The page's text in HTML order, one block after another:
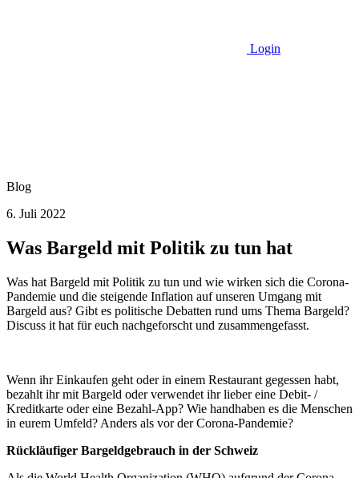
Login
Blog
6. Juli 2022
Was Bargeld mit Politik zu tun hat
Was hat Bargeld mit Politik zu tun und wie wirken sich die Corona-
Pandemie und die steigende Inflation auf unseren Umgang mit
Bargeld aus? Gibt es politische Debatten rund ums Thema Bargeld?
Discuss it hat für euch nachgeforscht und zusammengefasst.
Wenn ihr Einkaufen geht oder in einem Restaurant gegessen habt,
bezahlt ihr mit Bargeld oder verwendet ihr lieber eine Debit- /
Kreditkarte oder eine Bezahl-App? Wie handhaben es die Menschen
in eurem Umfeld? Anders als vor der Corona-Pandemie?
Rückläufiger Bargeldgebrauch in der Schweiz